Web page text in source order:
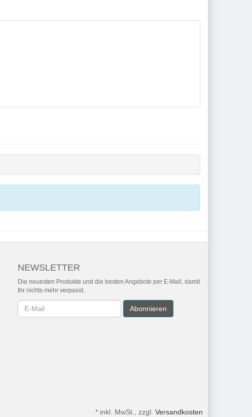
NEWSLETTER
Die neuesten Produkte und die besten Angebote per E-Mail, damit
Ihr nichts mehr verpasst.
Newsletter Abonnieren
* inkl. MwSt., zzgl. Versandkosten